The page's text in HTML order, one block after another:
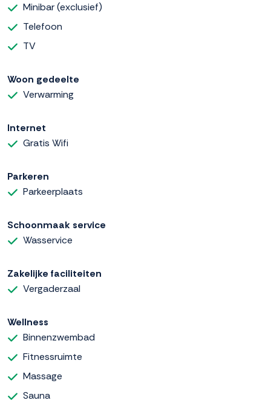
Minibar (exclusief)
Telefoon
TV
Woon gedeelte
Verwarming
Internet
Gratis Wifi
Parkeren
Parkeerplaats
Schoonmaak service
Wasservice
Zakelijke faciliteiten
Vergaderzaal
Wellness
Binnenzwembad
Fitnessruimte
Massage
Sauna